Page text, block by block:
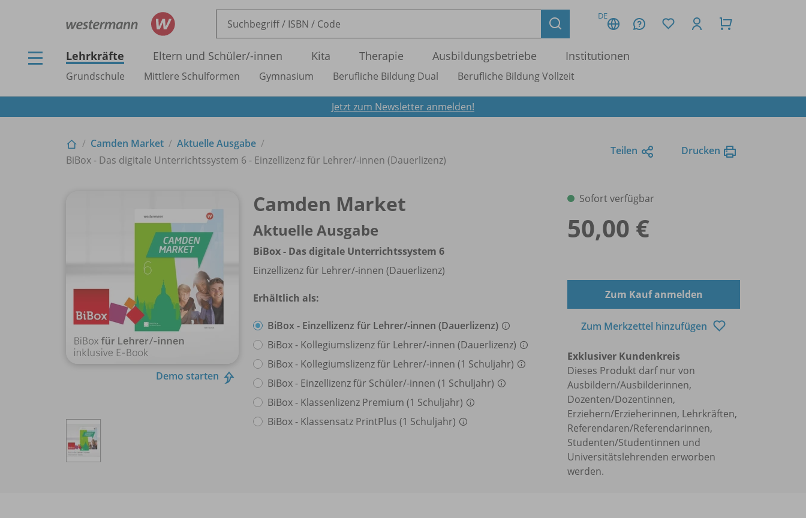
DE
Lehrkräfte Eltern und Schüler/-innen Kita Therapie Ausbildungsbetriebe Institutionen
Grundschule Mittlere Schulformen Gymnasium Berufliche Bildung Dual Berufliche Bildung Vollzeit
Jetzt zum Newsletter anmelden!
Camden Market
Aktuelle Ausgabe
BiBox - Das digitale Unterrichtssystem 6 - Einzellizenz für Lehrer/-innen (Dauerlizenz)
Teilen Drucken
Demo starten
Camden Market
Aktuelle Ausgabe
BiBox - Das digitale Unterrichtssystem 6
Einzellizenz für Lehrer/-innen (Dauerlizenz)
Erhältlich als:
BiBox - Einzellizenz für Lehrer/-innen (Dauerlizenz)
BiBox - Kollegiumslizenz für Lehrer/-innen (Dauerlizenz)
BiBox - Kollegiumslizenz für Lehrer/-innen (1 Schuljahr)
BiBox - Einzellizenz für Schüler/-innen (1 Schuljahr)
BiBox - Klassenlizenz Premium (1 Schuljahr)
BiBox - Klassensatz PrintPlus (1 Schuljahr)
Sofort verfügbar
50,00 €
Zum Kauf anmelden
Zum Merkzettel hinzufügen
Exklusiver Kundenkreis
Dieses Produkt darf nur von
Ausbildern/Ausbilderinnen,
Dozenten/Dozentinnen,
Erziehern/Erzieherinnen, Lehrkräften,
Referendaren/Referendarinnen,
Studenten/Studentinnen und
Universitätslehrenden erworben
werden.